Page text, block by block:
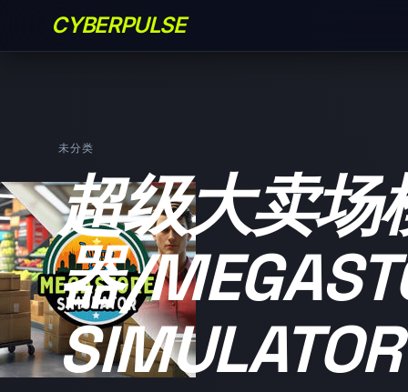
CYBERPULSE
未分类
超级大卖场
器/
SIMULATOR